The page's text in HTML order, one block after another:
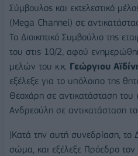
Σύμβουλος και εκτελεστικό
(Mega Channel) σε
Το Διοικητικό Συμβούλιο της
του στις 10/2, αφού
μελών του κ.κ. Γεώργιου
εξέλεξε για το υπόλοιπο της
Θεοχάρη σε αντικατάσταση του
Ανδρεούλη σε αντικατάσταση
|Κατά την αυτή συνεδρίαση, το
σώμα, και εξέλεξε Πρόεδρο τον